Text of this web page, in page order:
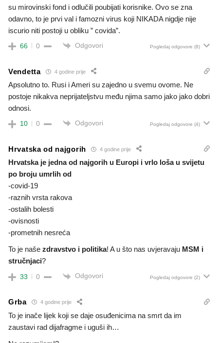
su mirovinski fond i odlučili poubijati korisnike. Ovo se zna
odavno, to je prvi val i famozni virus koji NIKADA nigdje nije
iscurio niti postoji u obliku ” covida”.
66 0 Odgovori Pogledaj odgovore (8)
Vendetta 4 godine prije
Apsolutno to. Rusi i Ameri su zajedno u svemu ovome. Ne
postoje nikakva neprijateljstvu među njima samo jako jako dobri
odnosi.
10 0 Odgovori Pogledaj odgovore (4)
Hrvatska od najgorih 4 godine prije
Hrvatska je jedna od najgorih u Europi i vrlo loša u svijetu
po broju umrlih od
-covid-19
-raznih vrsta rakova
-ostalih bolesti
-ovisnosti
-prometnih nesreća
To je naše zdravstvo i politika! A u što nas uvjeravaju MSM i
stručnjaci?
33 0 Odgovori Pogledaj odgovore (2)
Grba 4 godine prije
To je inače lijek koji se daje osuđenicima na smrt da im
zaustavi rad dijafragme i uguši ih…